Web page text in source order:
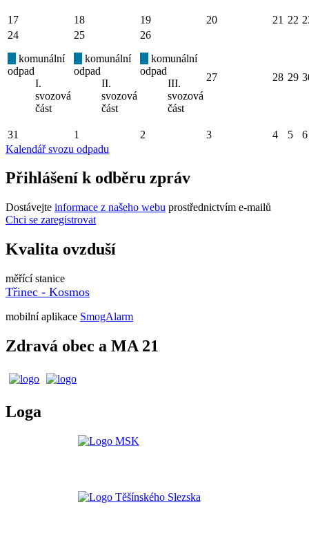
17 18 19 20 21 22
24
komunální
odpad
I.
svozová
část
25
komunální
odpad
II.
svozová
část
26
komunální
odpad
III.
svozová
část
27 28 29
31 1 2 3 4 5
6
Kalendář svozu odpadu
Přihlášení k odběru zpráv
Dostávejte informace z našeho webu prostřednictvím e-mailů
Chci se zaregistrovat
Kvalita ovzduší
měřící stanice
Třinec - Kosmos
mobilní aplikace SmogAlarm
Zdravá obec a MA 21
Loga